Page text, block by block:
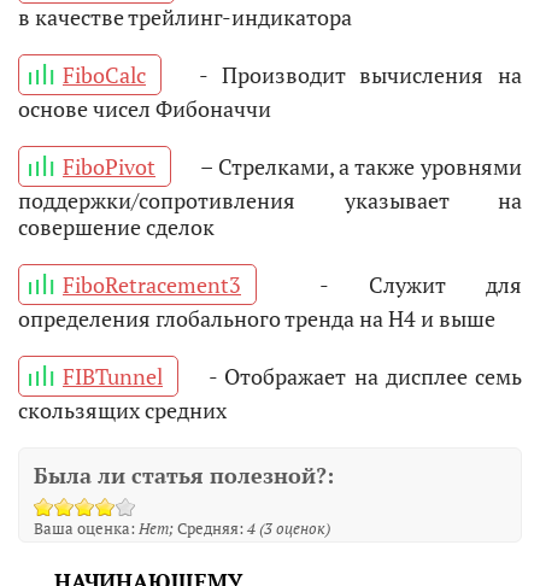
в качестве трейлинг-индикатора
FiboCalc
- Производит вычисления на
основе чисел Фибоначчи
FiboPivot
– Стрелками, а также уровнями
поддержки/сопротивления указывает на
совершение сделок
FiboRetracement3
- Служит для
определения глобального тренда на H4 и выше
FIBTunnel
- Отображает на дисплее семь
скользящих средних
Была ли статья полезной?:
Ваша оценка:Нет Средняя:4(3оценок)